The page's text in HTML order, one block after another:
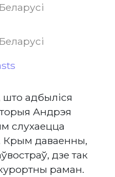
што адбыліся
Андрэя
слухаецца
Крым даваенны,
дзе так
раман.